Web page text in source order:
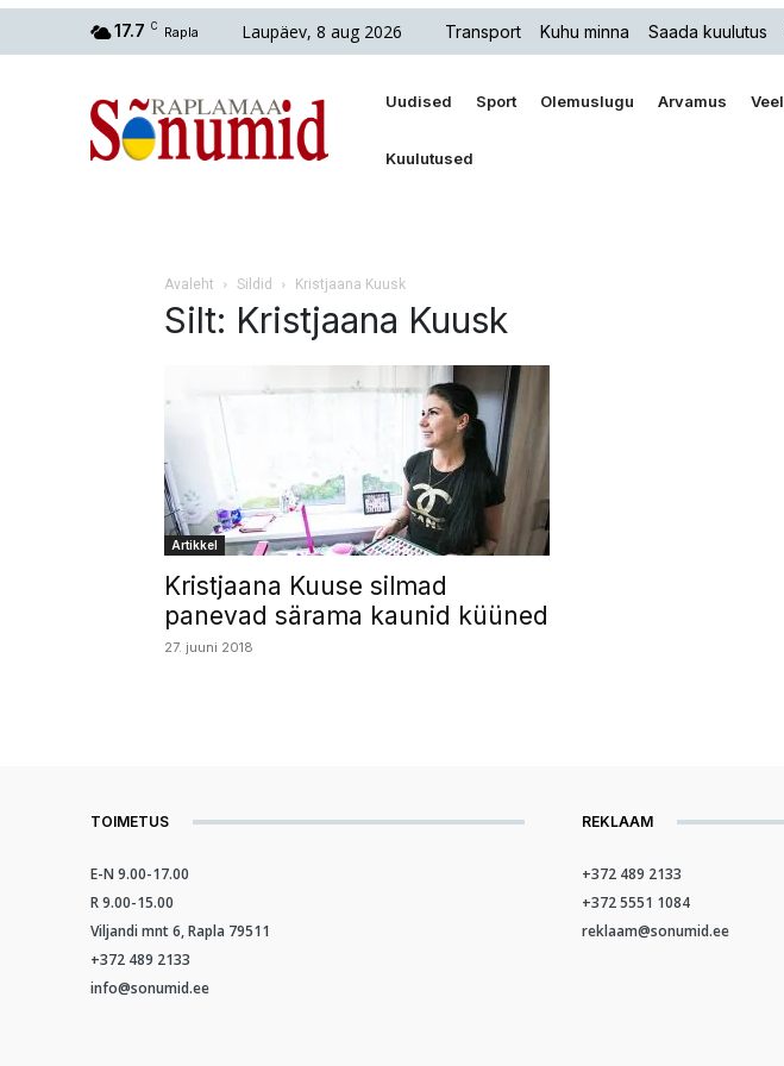
17.7 C Rapla Laupäev, 8 aug 2026 Transport Kuhu minna Saada kuulutus
Uudised Sport Olemuslugu Arvamus Veel
Kuulutused
Avaleht Sildid Kristjaana Kuusk
Silt: Kristjaana Kuusk
Artikkel
Kristjaana Kuuse silmad
panevad särama kaunid küüned
27. juuni 2018
TOIMETUS
E-N 9.00-17.00
R 9.00-15.00
Viljandi mnt 6, Rapla 79511
+372 489 2133
info@sonumid.ee
REKLAAM
+372 489 2133
+372 5551 1084
reklaam@sonumid.ee